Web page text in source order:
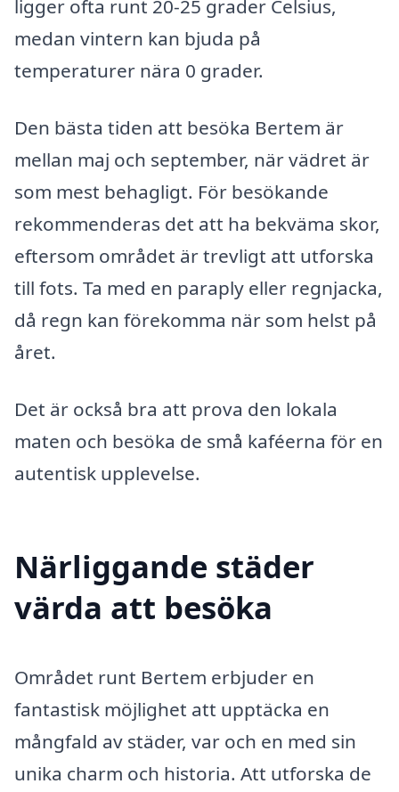
ligger ofta runt 20-25 grader Celsius,
medan vintern kan bjuda på
temperaturer nära 0 grader.
Den bästa tiden att besöka Bertem är
mellan maj och september, när vädret är
som mest behagligt. För besökande
rekommenderas det att ha bekväma skor,
eftersom området är trevligt att utforska
till fots. Ta med en paraply eller regnjacka,
då regn kan förekomma när som helst på
året.
Det är också bra att prova den lokala
maten och besöka de små kaféerna för en
autentisk upplevelse.
Närliggande städer
värda att besöka
Området runt Bertem erbjuder en
fantastisk möjlighet att upptäcka en
mångfald av städer, var och en med sin
unika charm och historia. Att utforska de